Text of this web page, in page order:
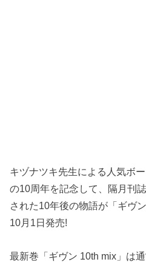
キヅナツキ先生による人気ボ
の10周年を記念して、隔月刊
された10年後の物語が「ギヴ
10月1日発売!
最新巻「ギヴン 10th mix」は